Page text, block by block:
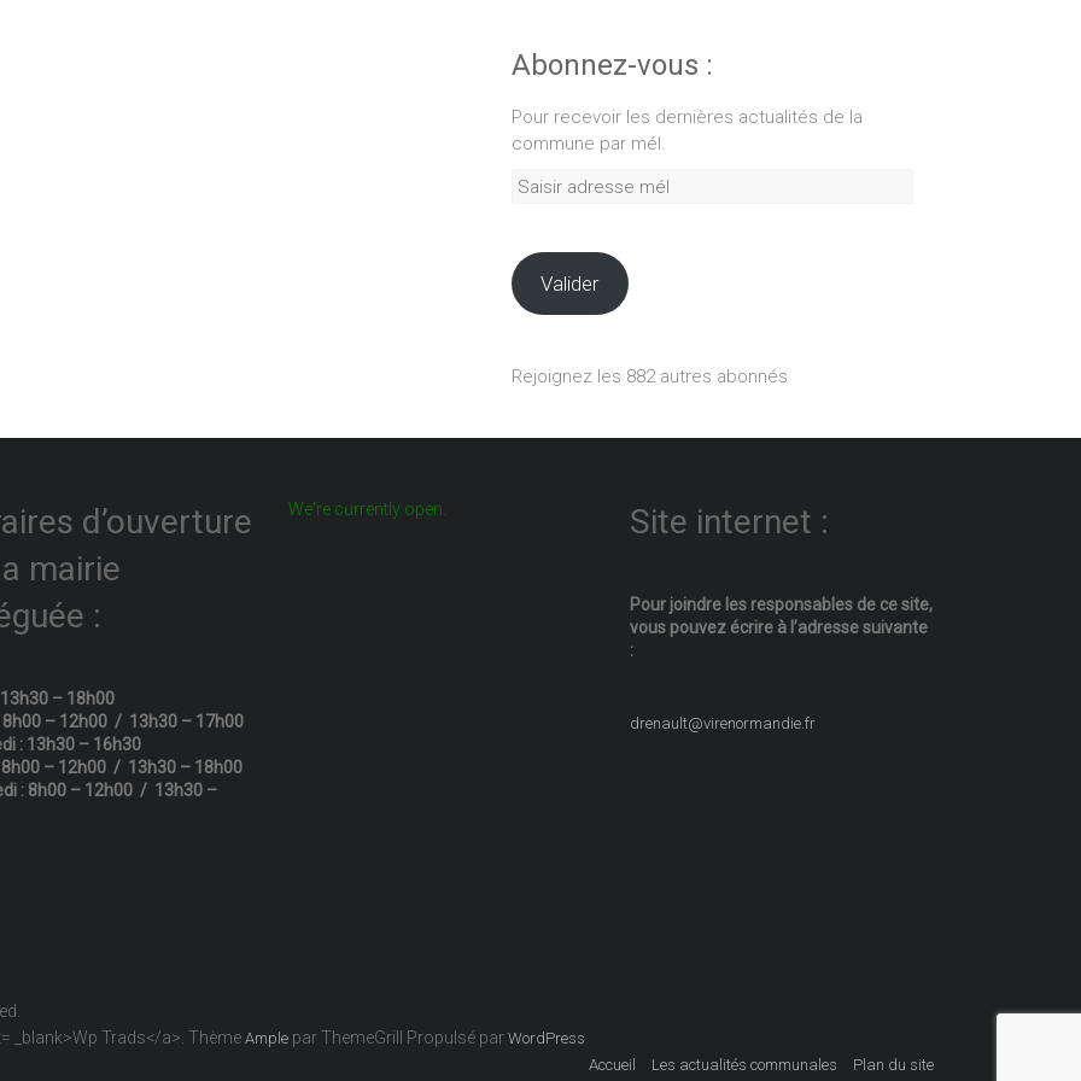
Abonnez-vous :
Pour recevoir les dernières actualités de la
commune par mél.
Saisir
Valider
Rejoignez les 882 autres abonnés
d’ouverture
mairie
:
13h30 – 18h00
8h00 – 12h00 / 13h30 – 17h00
: 13h30 – 16h30
8h00 – 12h00 / 13h30 – 18h00
: 8h00 – 12h00 / 13h30 –
We're currently open. Site internet :
Pour joindre les responsables de ce site,
vous pouvez écrire à l’adresse suivante
:
drenault@virenormandie.fr
_blank>Wp Trads</a>. Thème Ample par ThemeGrill Propulsé par WordPress
Accueil
Les actualités communales Plan du site